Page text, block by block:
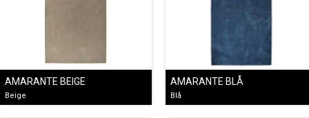
AMARANTE BEIGE
Beige
AMARANTE BLÅ
Blå